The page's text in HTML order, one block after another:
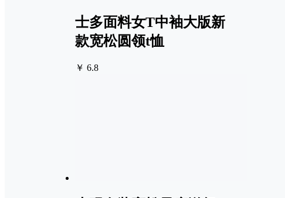
士多面料女T中袖大版新
款宽松圆领t恤
￥ 6.8